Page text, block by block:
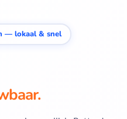
— lokaal & snel